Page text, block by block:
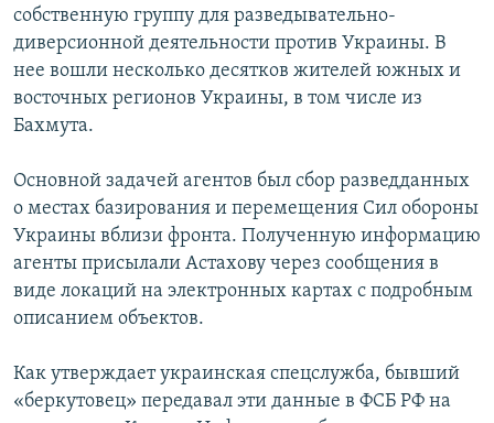
собственную группу для разведывательно-
диверсионной деятельности против Украины. В
нее вошли несколько десятков жителей южных и
восточных регионов Украины, в том числе из
Бахмута.
Основной задачей агентов был сбор разведданных
о местах базирования и перемещения Сил обороны
Украины вблизи фронта. Полученную информацию
агенты присылали Астахову через сообщения в
виде локаций на электронных картах с подробным
описанием объектов.
Как утверждает украинская спецслужба, бывший
«беркутовец» передавал эти данные в ФСБ РФ на